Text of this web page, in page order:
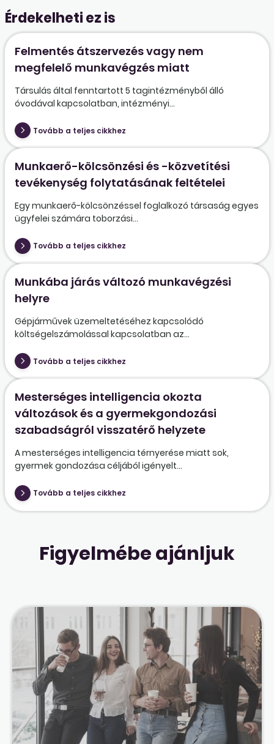
Érdekelheti ez is
Felmentés átszervezés vagy nem
megfelelő munkavégzés miatt
Társulás által fenntartott 5 tagintézményből álló
óvodával kapcsolatban, intézményi...
Tovább a teljes cikkhez
Munkaerő-kölcsönzési és -közvetítési
tevékenység folytatásának feltételei
Egy munkaerő-kölcsönzéssel foglalkozó társaság egyes
ügyfelei számára toborzási...
Tovább a teljes cikkhez
Munkába járás változó munkavégzési
helyre
Gépjárművek üzemeltetéséhez kapcsolódó
költségelszámolással kapcsolatban az...
Tovább a teljes cikkhez
Mesterséges intelligencia okozta
változások és a gyermekgondozási
szabadságról visszatérő helyzete
A mesterséges intelligencia térnyerése miatt sok,
gyermek gondozása céljából igényelt...
Tovább a teljes cikkhez
Figyelmébe ajánljuk